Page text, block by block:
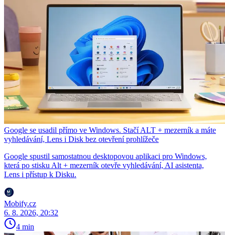
Google se usadil přímo ve Windows. Stačí ALT + mezerník a máte
vyhledávání, Lens i Disk bez otevření prohlížeče
Google spustil samostatnou desktopovou aplikaci pro Windows,
která po stisku Alt + mezerník otevře vyhledávání, AI asistenta,
Lens i přístup k Disku.
Mobify.cz
6. 8. 2026, 20:32
4 min